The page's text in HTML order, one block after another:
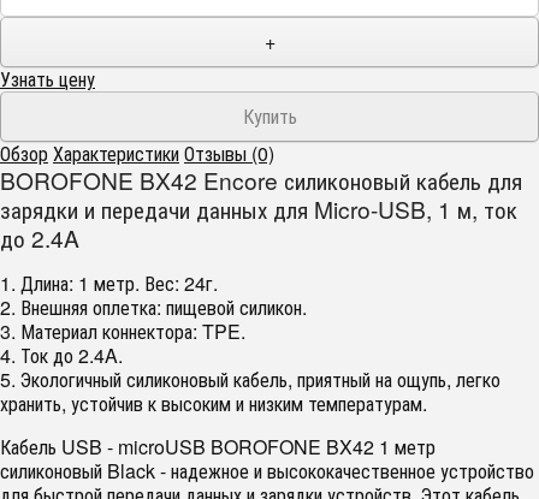
+
Узнать цену
ОбзорХарактеристикиОтзывы (0)
BOROFONE BX42 Encore силиконовый кабель для
зарядки и передачи данных для Micro-USB, 1 м, ток
до 2.4A
1. Длина: 1 метр. Вес: 24г.
2. Внешняя оплетка: пищевой силикон.
3. Материал коннектора: TPE.
4. Ток до 2.4A.
5. Экологичный силиконовый кабель, приятный на ощупь, легко
хранить, устойчив к высоким и низким температурам.
Кабель USB - microUSB BOROFONE BX42 1 метр
силиконовый Black - надежное и высококачественное устройство